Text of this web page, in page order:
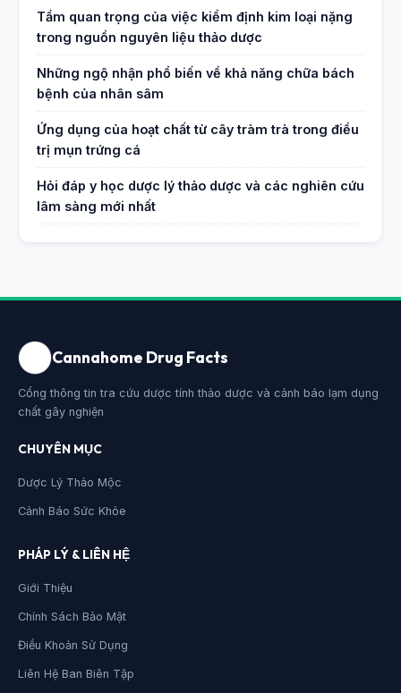
Tầm quan trọng của việc kiểm định kim loại nặng
trong nguồn nguyên liệu thảo dược
Những ngộ nhận phổ biến về khả năng chữa bách
bệnh của nhân sâm
Ứng dụng của hoạt chất từ cây tràm trà trong điều
trị mụn trứng cá
Hỏi đáp y học dược lý thảo dược và các nghiên cứu
lâm sàng mới nhất
Cannahome Drug Facts
Cổng thông tin tra cứu dược tính thảo dược và cảnh báo lạm dụng
chất gây nghiện
CHUYÊN MỤC
Dược Lý Thảo Mộc
Cảnh Báo Sức Khỏe
PHÁP LÝ & LIÊN HỆ
Giới Thiệu
Chính Sách Bảo Mật
Điều Khoản Sử Dụng
Liên Hệ Ban Biên Tập